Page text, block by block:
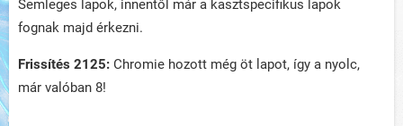
Semleges lapok, innentől már a kasztspecifikus lapok
fognak majd érkezni.
Frissítés 2125: Chromie hozott még öt lapot, így a nyolc,
már valóban 8!